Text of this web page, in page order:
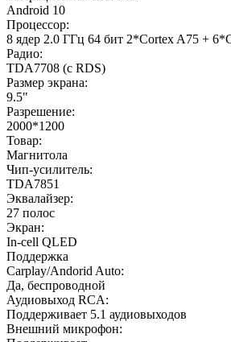
Android 10
Процессор:
8 ядер 2.0 ГГц 64 бит 2*Cortex A75 +
Радио:
TDA7708 (с RDS)
Размер экрана:
9.5"
Разрешение:
2000*1200
Товар:
Магнитола
Чип-усилитель:
TDA7851
Эквалайзер:
27 полос
Экран:
In-cell QLED
Поддержка
Carplay/Andorid Auto:
Да, беспроводной
Аудиовыход RCA:
Поддерживает 5.1 аудиовыходов
Внешний микрофон: